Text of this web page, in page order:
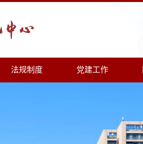
法规制度 党建工作